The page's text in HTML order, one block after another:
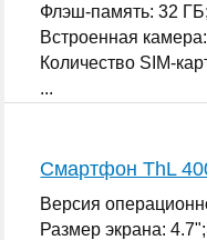
Флэш-память: 32 ГБ;
Встроенная
Количество SIM-
...
Смартфон ThL
Версия
Размер экрана: 4.7";